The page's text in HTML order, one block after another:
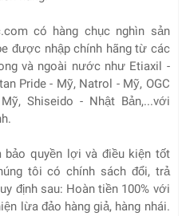
có hàng chục nghìn sản
được nhập chính hãng từ các
và ngoài nước như Etiaxil -
Pride - Mỹ, Natrol - Mỹ, OGC
Shiseido - Nhật Bản,...với
quyền lợi và điều kiện tốt
tôi có chính sách đổi, trả
định sau: Hoàn tiền 100% với
lừa đảo hàng giả, hàng nhái.